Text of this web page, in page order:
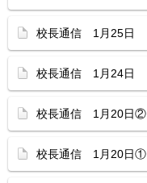
校長通信 1月25日
校長通信 1月24日
校長通信 1月20日②
校長通信 1月20日①